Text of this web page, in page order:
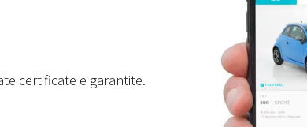
certificate e garantite.